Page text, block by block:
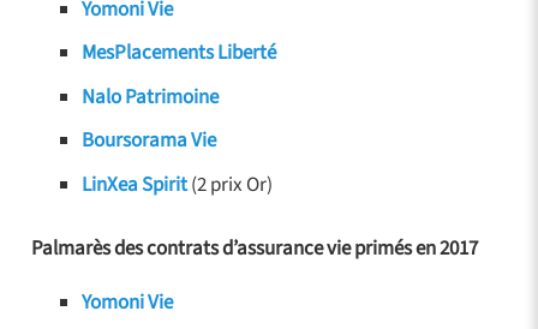
Yomoni Vie
MesPlacements Liberté
Nalo Patrimoine
Boursorama Vie
LinXea Spirit(2 prix Or)
Palmarès des contrats d’assurance vie primés en 2017
Yomoni Vie